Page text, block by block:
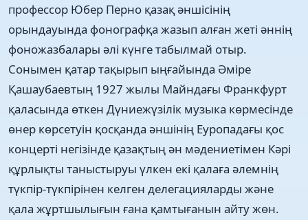
профессор Юбер Перно қазақ әншісінің
орындауында фонографқа жазып алған жеті әннің
фоножазбалары әлі күнге табылмай отыр.
Сонымен қатар тақырып ыңғайында Әміре
Қашаубаевтың 1927 жылы Майндағы Франкфурт
қаласында өткен Дүниежүзілік музыка көрмесінде
өнер көрсетуін қосқанда әншінің Еуропадағы қос
концерті негізінде қазақтың ән мәдениетімен Кәрі
құрлықты таныстыруы үлкен екі қалаға әлемнің
түкпір-түкпірінен келген делегацияларды және
қала жұртшылығын ғана қамтығанын айту жөн.